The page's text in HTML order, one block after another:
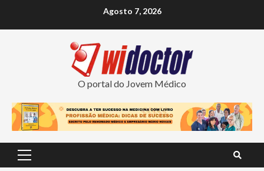
Agosto 7, 2026
O portal do Jovem Médico
Primary